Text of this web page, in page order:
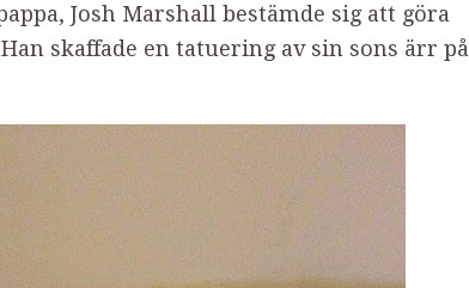
Josh Marshall bestämde sig att göra
skaffade en tatuering av sin sons ärr på